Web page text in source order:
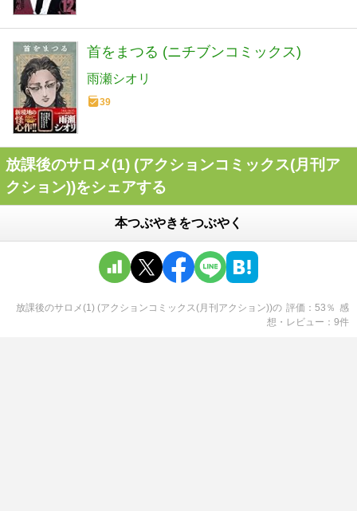
首をまつる (ニチブンコミックス)
雨瀬シオリ
39
放課後のサロメ(1) (アクションコミックス(月刊ア
クション))をシェアする
本つぶやきをつぶやく
放課後のサロメ(1) (アクションコミックス(月刊アクション))の 評価 53 ％ 感
想・レビュー
9件